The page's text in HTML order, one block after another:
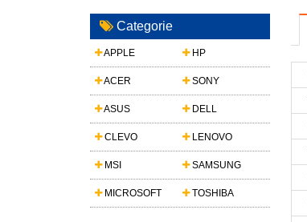
Categorie
APPLE HP
ACER SONY
ASUS DELL
CLEVO LENOVO
MSI SAMSUNG
MICROSOFT TOSHIBA